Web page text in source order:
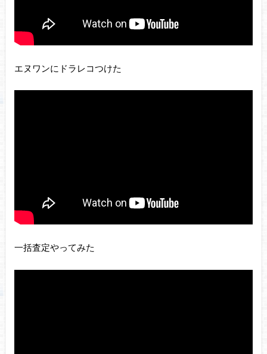
エヌワンにドラレコつけた
一括査定やってみた